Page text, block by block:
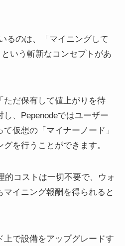
るのは、「マイニングして
いう斬新なコンセプトがあ
ただ保有して値上がりを待
、Pepenodeではユーザー
仮想の「マイナーノード」
を行うことができます。
的コストは一切不要で、ウォ
マイニング報酬を得られると
上で設備をアップグレードす